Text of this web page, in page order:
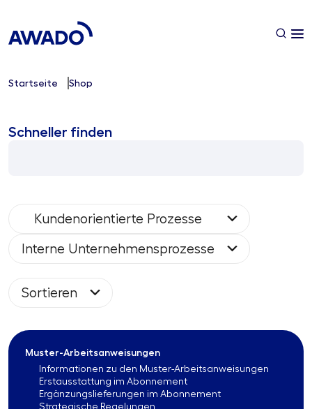
Startseite Shop
Schneller finden
Kundenorientierte Prozesse
Interne Unternehmensprozesse
Sortieren
Muster-Arbeitsanweisungen
Informationen zu den Muster-Arbeitsanweisungen
Erstausstattung im Abonnement
Ergänzungslieferungen im Abonnement